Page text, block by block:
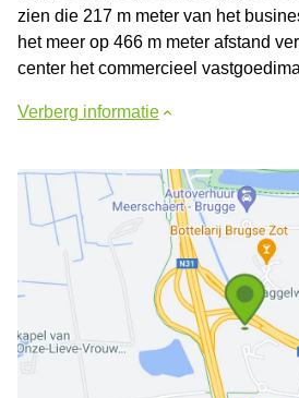
zien die 217 m meter van het
het meer op 466 m meter afstand
center het commercieel
Verberg informatie